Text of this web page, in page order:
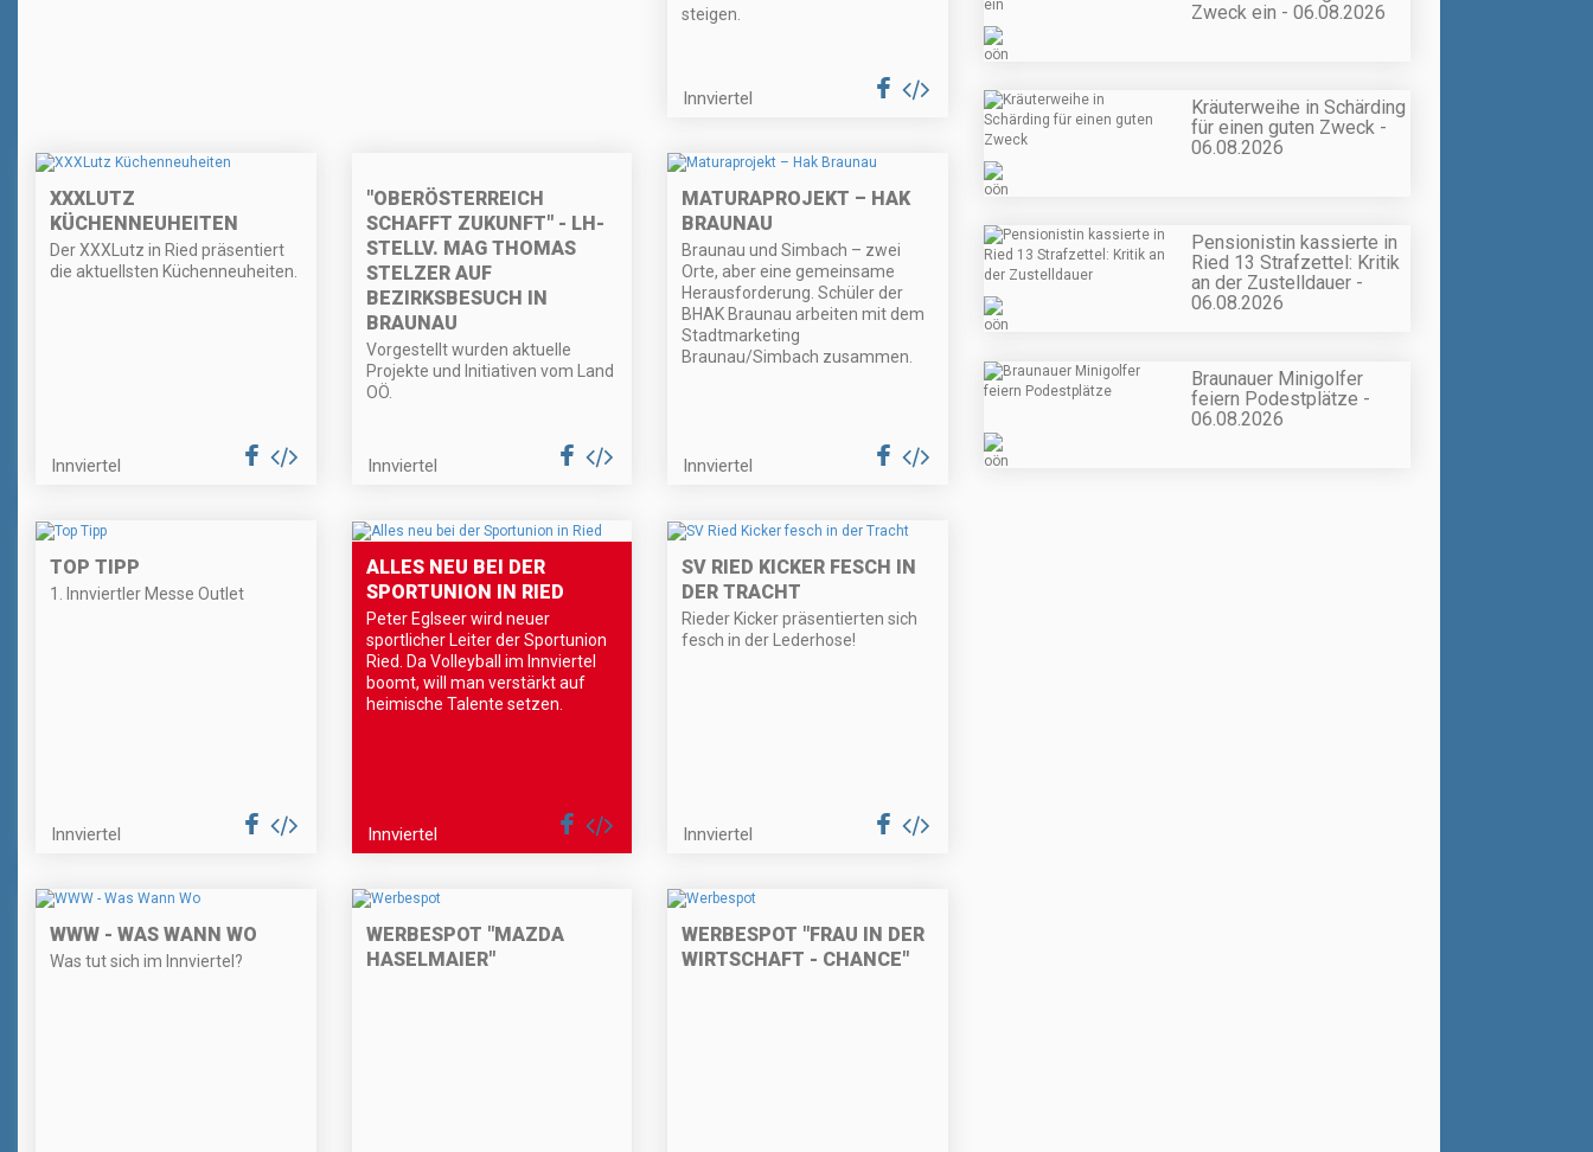
steigen.
Innviertel
XXXLUTZ
KÜCHENNEUHEITEN
Der XXXLutz in Ried präsentiert
die aktuellsten Küchenneuheiten.
Innviertel
"OBERÖSTERREICH
SCHAFFT ZUKUNFT" - LH-
STELLV. MAG THOMAS
STELZER AUF
BEZIRKSBESUCH IN
BRAUNAU
Vorgestellt wurden aktuelle
Projekte und Initiativen vom Land
OÖ.
Innviertel
MATURAPROJEKT – HAK
BRAUNAU
Braunau und Simbach – zwei
Orte, aber eine gemeinsame
Herausforderung. Schüler der
BHAK Braunau arbeiten mit dem
Stadtmarketing
Braunau/Simbach zusammen.
Innviertel
TOP TIPP
1. Innviertler Messe Outlet
Innviertel
ALLES NEU BEI DER
SPORTUNION IN RIED
Peter Eglseer wird neuer
sportlicher Leiter der Sportunion
Ried. Da Volleyball im Innviertel
boomt, will man verstärkt auf
heimische Talente setzen.
Innviertel
SV RIED KICKER FESCH IN
DER TRACHT
Rieder Kicker präsentierten sich
fesch in der Lederhose!
Innviertel
WWW - WAS WANN WO
Was tut sich im Innviertel?
WERBESPOT "MAZDA
HASELMAIER"
WERBESPOT "FRAU IN DER
WIRTSCHAFT - CHANCE"
Zweck ein - 06.08.2026
Kräuterweihe in Schärding
für einen guten Zweck -
06.08.2026
Pensionistin kassierte in
Ried 13 Strafzettel: Kritik
an der Zustelldauer -
06.08.2026
Braunauer Minigolfer
feiern Podestplätze -
06.08.2026